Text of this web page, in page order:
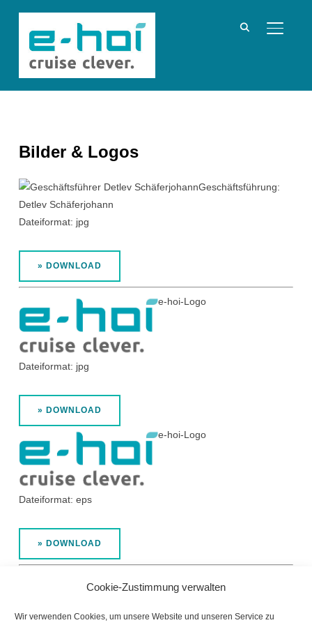
Cookie-Zustimmung verwalten
Wir verwenden Cookies, um unsere Website und unseren Service zu
Bilder & Logos
Geschäftsführung:
Detlev Schäferjohann
Dateiformat: jpg
» DOWNLOAD
e-hoi-Logo
Dateiformat: jpg
» DOWNLOAD
e-hoi-Logo
Dateiformat: eps
» DOWNLOAD
WIR AKZEPTIEREN AUCH